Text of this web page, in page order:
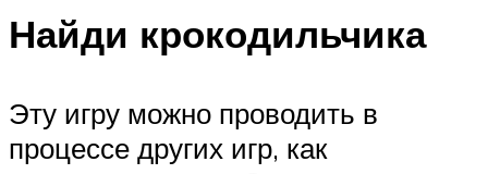
Найди крокодильчика
Эту игру можно проводить в
процессе других игр, как